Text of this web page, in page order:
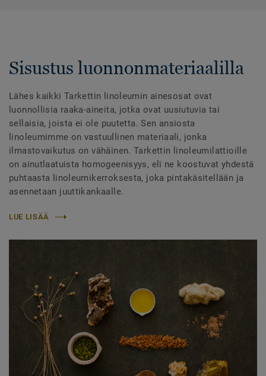
Sisustus luonnonmateriaalilla
Lähes kaikki Tarkettin linoleumin ainesosat ovat
luonnollisia raaka-aineita, jotka ovat uusiutuvia tai
sellaisia, joista ei ole puutetta. Sen ansiosta
linoleumimme on vastuullinen materiaali, jonka
ilmastovaikutus on vähäinen. Tarkettin linoleumilattioille
on ainutlaatuista homogeenisyys, eli ne koostuvat yhdestä
puhtaasta linoleumikerroksesta, joka pintakäsitellään ja
asennetaan juuttikankaalle.
LUE LISÄÄ